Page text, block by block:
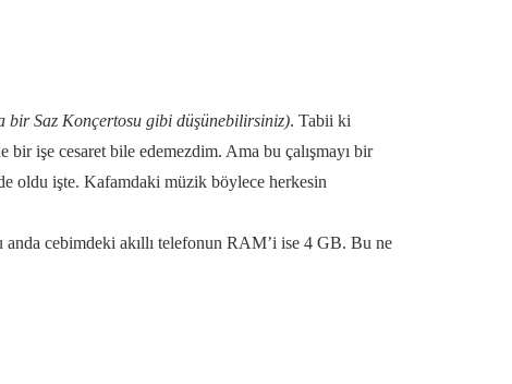
bir Saz Konçertosu gibi düşünebilirsiniz). Tabii ki
işe cesaret bile edemezdim. Ama bu çalışmayı bir
oldu işte. Kafamdaki müzik böylece herkesin
cebimdeki akıllı telefonun RAM’i ise 4 GB. Bu ne